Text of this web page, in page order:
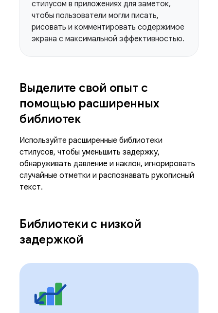
стилусом в приложениях для заметок,
чтобы пользователи могли писать,
рисовать и комментировать содержимое
экрана с максимальной эффективностью.
Выделите свой опыт с
помощью расширенных
библиотек
Используйте расширенные библиотеки
стилусов, чтобы уменьшить задержку,
обнаруживать давление и наклон, игнорировать
случайные отметки и распознавать рукописный
текст.
Библиотеки с низкой
задержкой